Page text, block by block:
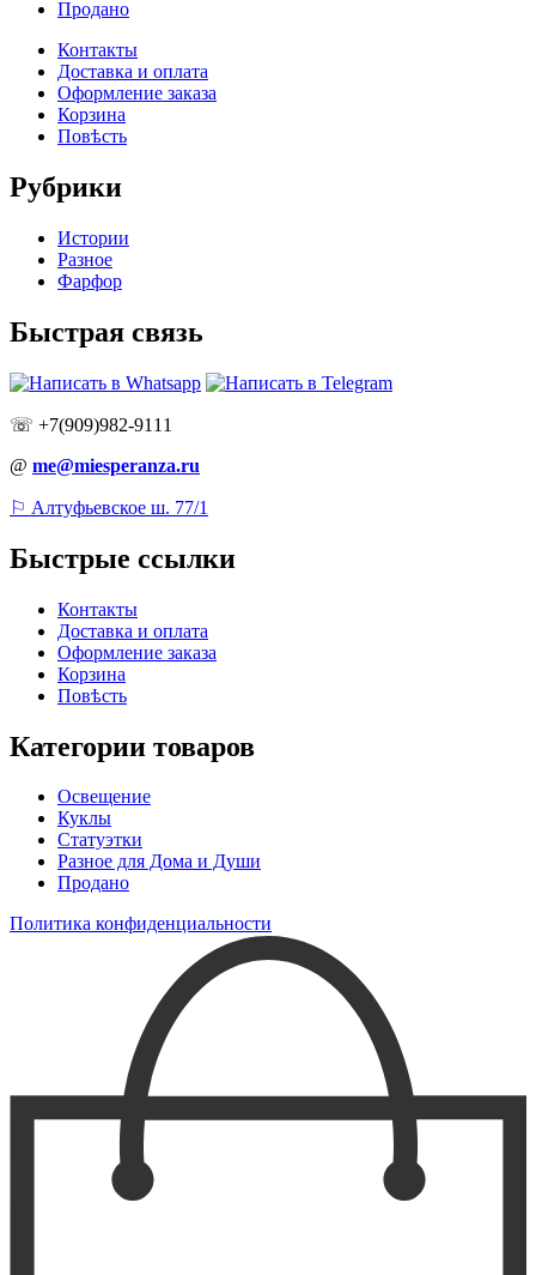
Продано
Контакты
Доставка и оплата
Оформление заказа
Корзина
Повѣсть
Рубрики
Истории
Разное
Фарфор
Быстрая связь
☏ +7(909)982-9111
@ me@miesperanza.ru
⚐ Алтуфьевское ш. 77/1
Быстрые ссылки
Контакты
Доставка и оплата
Оформление заказа
Корзина
Повѣсть
Категории товаров
Освещение
Куклы
Статуэтки
Разное для Дома и Души
Продано
Политика конфиденциальности